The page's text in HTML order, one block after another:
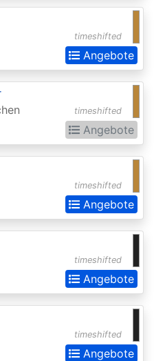
timeshifted
Angebote
timeshifted
Angebote
timeshifted
Angebote
timeshifted
Angebote
timeshifted
Angebote